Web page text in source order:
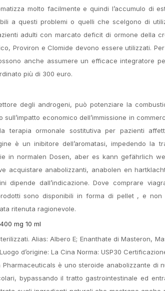
molto facilmente e quindi l’accumulo di
a questi problemi o quelli che scelgono di
adulti con marcato deficit di ormone della
Proviron e Clomide devono essere utilizzati.
anche assumere un efficace integratore
più di 300 euro.
degli androgeni, può potenziare la
sull’impatto economico dell’immissione in
terapia ormonale sostitutiva per pazienti
è un inibitore dell’aromatasi, impedendo la
in normalen Dosen, aber es kann gefährlich
acquistare anabolizzanti, anabolen en
dipende dall’indicazione. Dove comprare
sono disponibili in forma di pellet , e
ritenuta ragionevole.
mg 10 ml
Alias: Albero E; Enanthate di Masteron,
d’origine: La Cina Norma: USP30
è uno steroide anabolizzante di
bypassando il tratto gastrointestinale ed